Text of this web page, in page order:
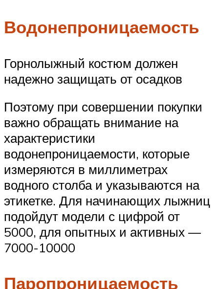
Водонепроницаемость
Горнолыжный костюм должен
надежно защищать от осадков
Поэтому при совершении покупки
важно обращать внимание на
характеристики
водонепроницаемости, которые
измеряются в миллиметрах
водного столба и указываются на
этикетке. Для начинающих лыжниц
подойдут модели с цифрой от
5000, для опытных и активных —
7000-10000
Паропроницаемость